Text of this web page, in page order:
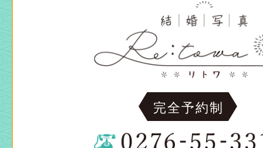
完全予約制